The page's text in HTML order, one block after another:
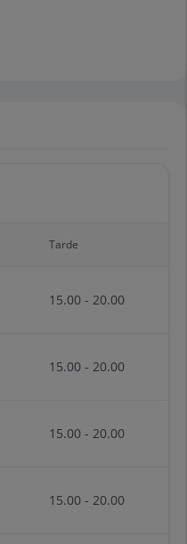
Tarde
15.00 - 20.00
15.00 - 20.00
15.00 - 20.00
15.00 - 20.00